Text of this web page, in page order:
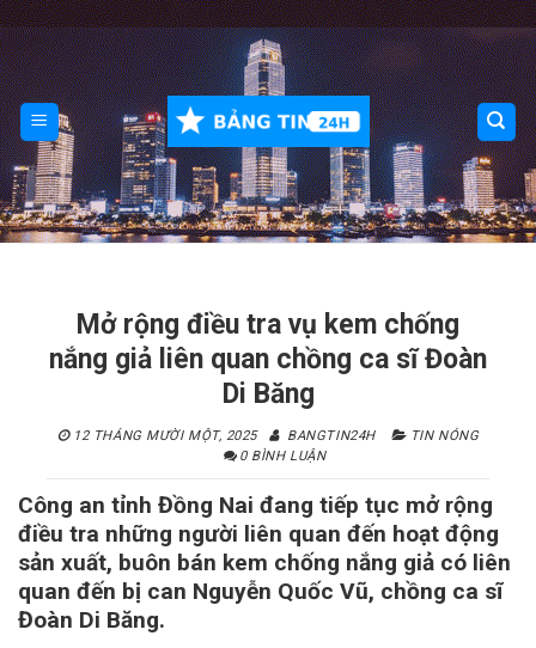
Skip
to
content
Mở rộng điều tra vụ kem chống
nắng giả liên quan chồng ca sĩ Đoàn
Di Băng
12 THÁNG MƯỜI MỘT, 2025 BANGTIN24H
TIN NÓNG
0 BÌNH LUẬN
Công an tỉnh Đồng Nai đang tiếp tục mở rộng
điều tra những người liên quan đến hoạt động
sản xuất, buôn bán kem chống nắng giả có liên
quan đến bị can Nguyễn Quốc Vũ, chồng ca sĩ
Đoàn Di Băng.